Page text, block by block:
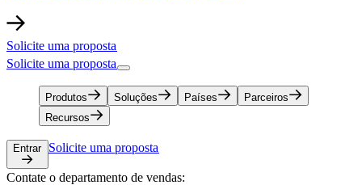
Solicite uma proposta​​
Solicite uma proposta​​
Produtos​​ Soluções​​ Países​​
Parceiros​​
Recursos​​
Entrar​​ Solicite uma proposta​​
Contate o departamento de vendas:​​